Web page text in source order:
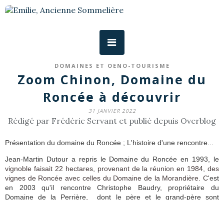
DOMAINES ET OENO-TOURISME
Zoom Chinon, Domaine du
Roncée à découvrir
31 JANVIER 2022
Rédigé par Frédéric Servant et publié depuis Overblog
Présentation du domaine du Roncée ; L'histoire d'une rencontre...
Jean-Martin Dutour a repris le Domaine du Roncée en 1993, le
vignoble faisait 22 hectares, provenant de la réunion en 1984, des
vignes de Roncée avec celles du Domaine de la Morandière. C'est
en 2003 qu'il rencontreChristophe Baudry,
propriétaire du
Domaine de la Perrière, dont le père et le grand-père sont